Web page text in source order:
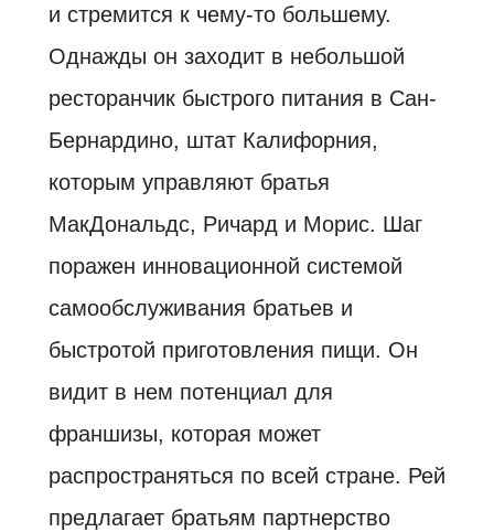
и стремится к чему-то большему.
Однажды он заходит в небольшой
ресторанчик быстрого питания в Сан-
Бернардино, штат Калифорния,
которым управляют братья
МакДональдс, Ричард и Морис. Шаг
поражен инновационной системой
самообслуживания братьев и
быстротой приготовления пищи. Он
видит в нем потенциал для
франшизы, которая может
распространяться по всей стране. Рей
предлагает братьям партнерство